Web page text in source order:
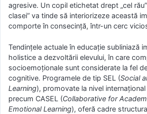
agresive. Un copil etichetat drept „cel
clasei” va tinde să interiorizeze această
comporte în consecință, într-un cerc
Tendințele actuale în educație subliniază
holistice a dezvoltării elevului, în care
socioemoționale sunt considerate la fel
cognitive. Programele de tip SEL (Social
Learning), promovate la nivel
precum CASEL (Collaborative for
Emotional Learning), oferă cadre